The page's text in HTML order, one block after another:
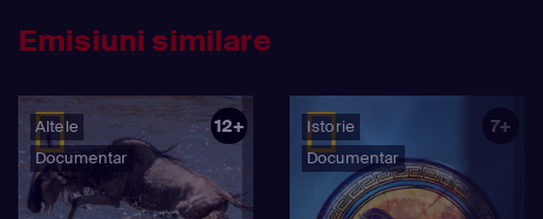
Emisiuni similare
Altele
Documentar
12+
Istorie
Documentar
7+